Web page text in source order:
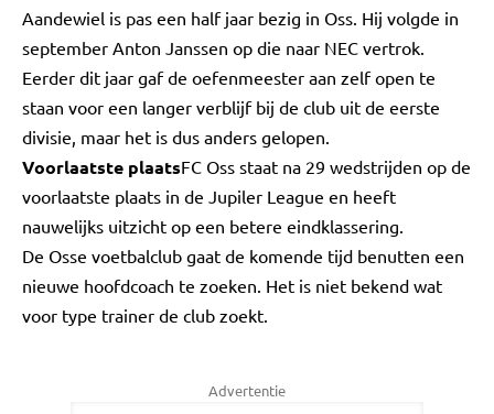
Aandewiel is pas een half jaar bezig in Oss. Hij volgde in
september Anton Janssen op die naar NEC vertrok.
Eerder dit jaar gaf de oefenmeester aan zelf open te
staan voor een langer verblijf bij de club uit de eerste
divisie, maar het is dus anders gelopen.
Voorlaatste plaatsFC Oss staat na 29 wedstrijden op de
voorlaatste plaats in de Jupiler League en heeft
nauwelijks uitzicht op een betere eindklassering.
De Osse voetbalclub gaat de komende tijd benutten een
nieuwe hoofdcoach te zoeken. Het is niet bekend wat
voor type trainer de club zoekt.
Advertentie